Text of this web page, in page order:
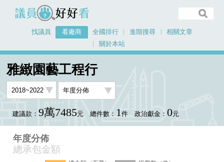
議員好好看
找議員 看廠商 全國排行 進階搜尋
相關文章
關於本站
雅緻園藝工程行
建議款： 9萬7485元 總件數： 1件 政治獻金： 0元
年度分佈
總承包金額